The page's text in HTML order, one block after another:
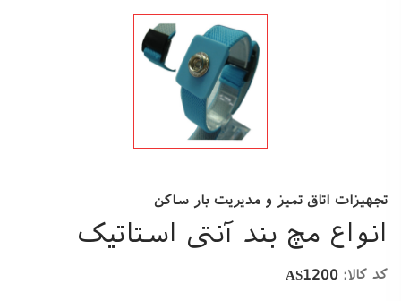
تجهیزات اتاق تمیز و مدیریت بار ساکن
انواع مچ بند آنتی استاتیک
AS1200 :کد کالا